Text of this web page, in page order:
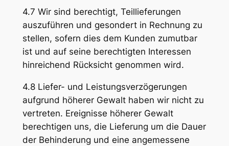
4.7 Wir sind berechtigt, Teillieferungen
auszuführen und gesondert in Rechnung zu
stellen, sofern dies dem Kunden zumutbar
ist und auf seine berechtigten Interessen
hinreichend Rücksicht genommen wird.
4.8 Liefer- und Leistungsverzögerungen
aufgrund höherer Gewalt haben wir nicht zu
vertreten. Ereignisse höherer Gewalt
berechtigen uns, die Lieferung um die Dauer
der Behinderung und eine angemessene